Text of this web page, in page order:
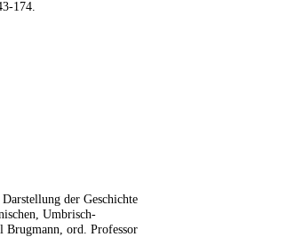
174.
der Geschichte
Umbrisch-
Brugmann, ord. Professor